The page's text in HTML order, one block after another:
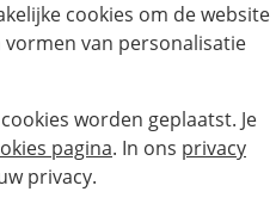
cookies om de website
van personalisatie
worden geplaatst. Je
pagina. In ons privacy
privacy.